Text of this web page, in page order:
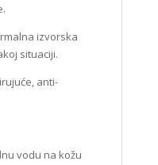
izvorska
situaciji.
anti-
vodu na kožu